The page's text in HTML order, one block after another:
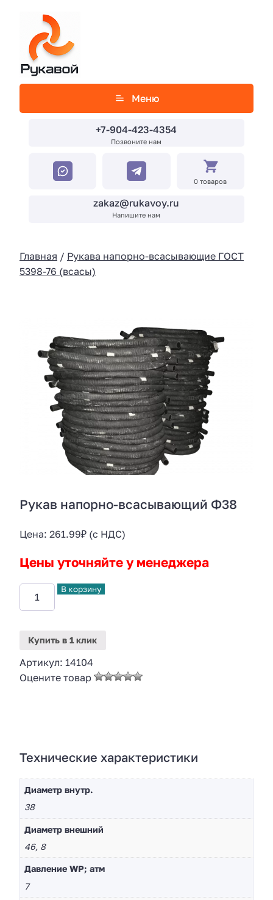
Меню
+7-904-423-4354
Позвоните нам
zakaz@rukavoy.ru
Напишите нам
0 товаров
Главная / Рукава напорно-всасывающие ГОСТ
5398-76 (всасы)
Рукав напорно-всасывающий Ф38
Цена: 261.99₽ (с НДС)
Цены уточняйте у менеджера
В корзину
Купить в 1 клик
Артикул: 14104
Оцените товар
Технические характеристики
Диаметр внутр.
38
Диaметр внешний
46, 8
Давление WP; атм
7